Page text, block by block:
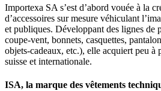
Importexa SA s’est d’abord vouée à la
d’accessoires sur mesure véhiculant
et publiques. Développant des lignes de
coupe-vent, bonnets, casquettes,
objets-cadeaux, etc.), elle acquiert peu à
suisse et internationale.
ISA, la marque des vêtements